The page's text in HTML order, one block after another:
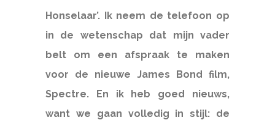
Honselaar’. Ik neem de telefoon op
in de wetenschap dat mijn vader
belt om een afspraak te maken
voor de nieuwe James Bond film,
Spectre. En ik heb goed nieuws,
want we gaan volledig in stijl: de